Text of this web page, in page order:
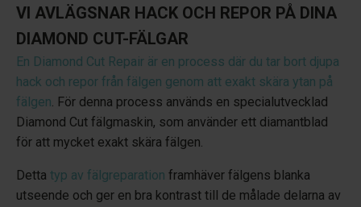
VI AVLÄGSNAR HACK OCH REPOR PÅ DINA
DIAMOND CUT-FÄLGAR
En Diamond Cut Repair är en process där du tar bort djupa
hack och repor från fälgen genom att exakt skära ytan på
fälgen. För denna process används en specialutvecklad
Diamond Cut fälgmaskin, som använder ett diamantblad
för att mycket exakt skära fälgen.
Detta typ av fälgreparation framhäver fälgens blanka
utseende och ger en bra kontrast till de målade delarna av